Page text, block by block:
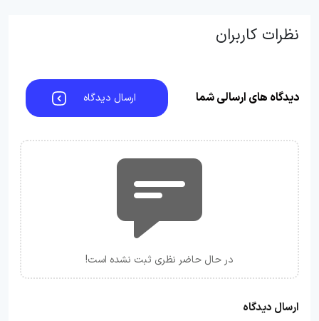
نظرات کاربران
دیدگاه های ارسالی شما ارسال دیدگاه
در حال حاضر نظری ثبت نشده است!
ارسال دیدگاه